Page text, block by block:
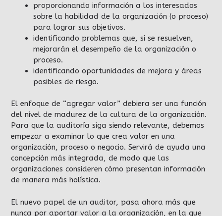
proporcionando información a los interesados
sobre la habilidad de la organización (o proceso)
para lograr sus objetivos.
identificando problemas que, si se resuelven,
mejorarán el desempeño de la organización o
proceso.
identificando oportunidades de mejora y áreas
posibles de riesgo.
El enfoque de “agregar valor” debiera ser una función
del nivel de madurez de la cultura de la organización.
Para que la auditoría siga siendo relevante, debemos
empezar a examinar lo que crea valor en una
organización, proceso o negocio. Servirá de ayuda una
concepción más integrada, de modo que las
organizaciones consideren cómo presentan información
de manera más holística.
El nuevo papel de un auditor, pasa ahora más que
nunca por aportar valor a la organización, en la que